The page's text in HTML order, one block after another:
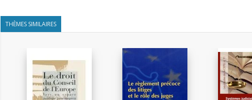
THÈMES SIMILAIRES